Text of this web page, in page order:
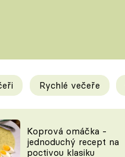
a triky
ZA JÍDLEM
Rychlé večeře
Koprová omáčka -
jednoduchý recept na
poctivou klasiku